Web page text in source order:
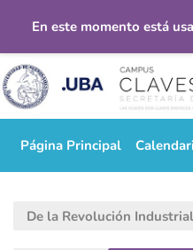
Salta al contenido principal
En este momento está
Página Principal
De la Revolución